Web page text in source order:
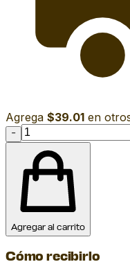
Agrega $39.01 en
−
Agregar al carrito
Cómo recibirlo